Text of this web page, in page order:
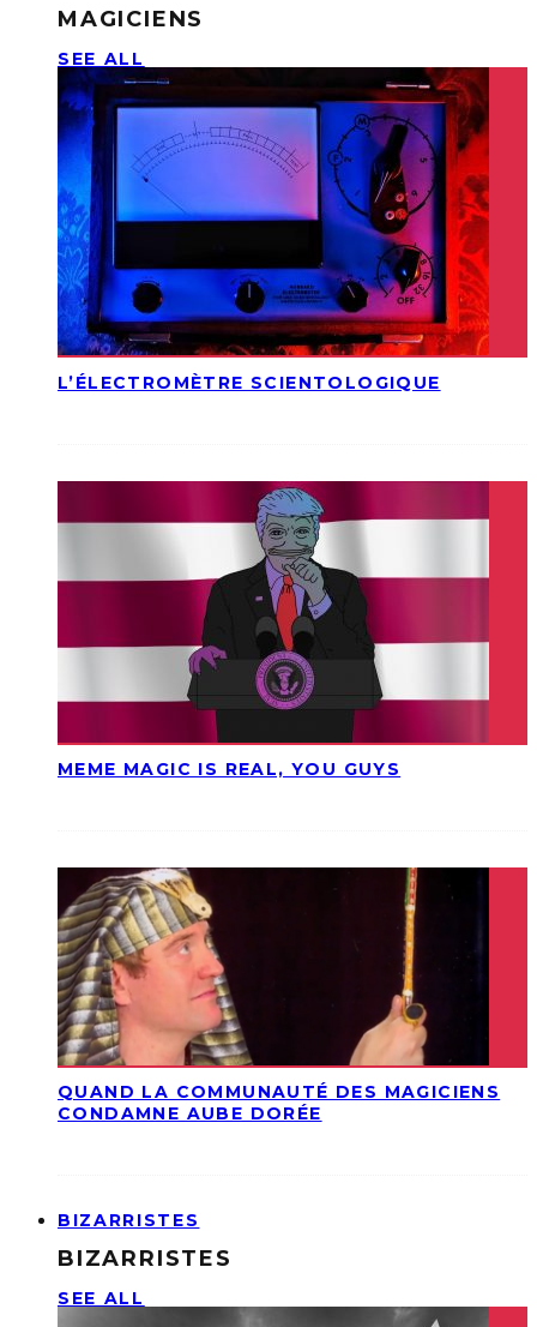
MAGICIENS
SEE ALL
L’ÉLECTROMÈTRE SCIENTOLOGIQUE
MEME MAGIC IS REAL, YOU GUYS
QUAND LA COMMUNAUTÉ DES MAGICIENS
CONDAMNE AUBE DORÉE
BIZARRISTES
BIZARRISTES
SEE ALL